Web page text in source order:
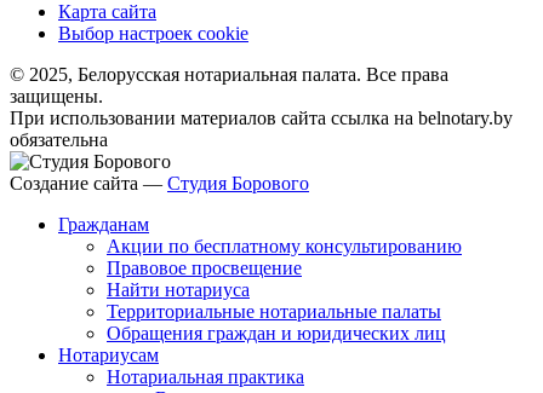
Карта сайта
Выбор настроек cookie
© 2025, Белорусская нотариальная палата. Все права
защищены.
При использовании материалов сайта ссылка на belnotary.by
обязательна
Создание сайта — Студия Борового
Гражданам
Акции по бесплатному консультированию
Правовое просвещение
Найти нотариуса
Территориальные нотариальные палаты
Обращения граждан и юридических лиц
Нотариусам
Нотариальная практика